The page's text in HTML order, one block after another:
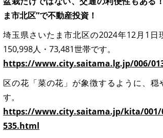
ま市北区”で不動産投資！
埼玉県さいたま市北区の2024年12月1日
150,998人・73,481世帯です。
https://www.city.saitama.lg.jp/006/
区の花「菜の花」が象徴するように、穏
す。
https://www.city.saitama.jp/kita/001/
535.html